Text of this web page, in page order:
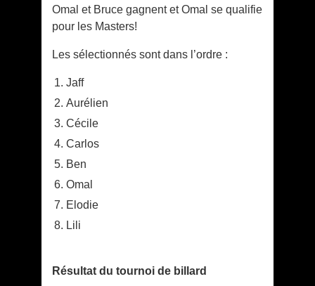
Omal et Bruce gagnent et Omal se qualifie
pour les Masters!
Les sélectionnés sont dans l’ordre :
Jaff
Aurélien
Cécile
Carlos
Ben
Omal
Elodie
Lili
Résultat du tournoi de billard